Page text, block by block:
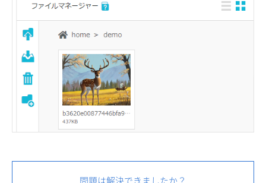
問題は解決できましたか？